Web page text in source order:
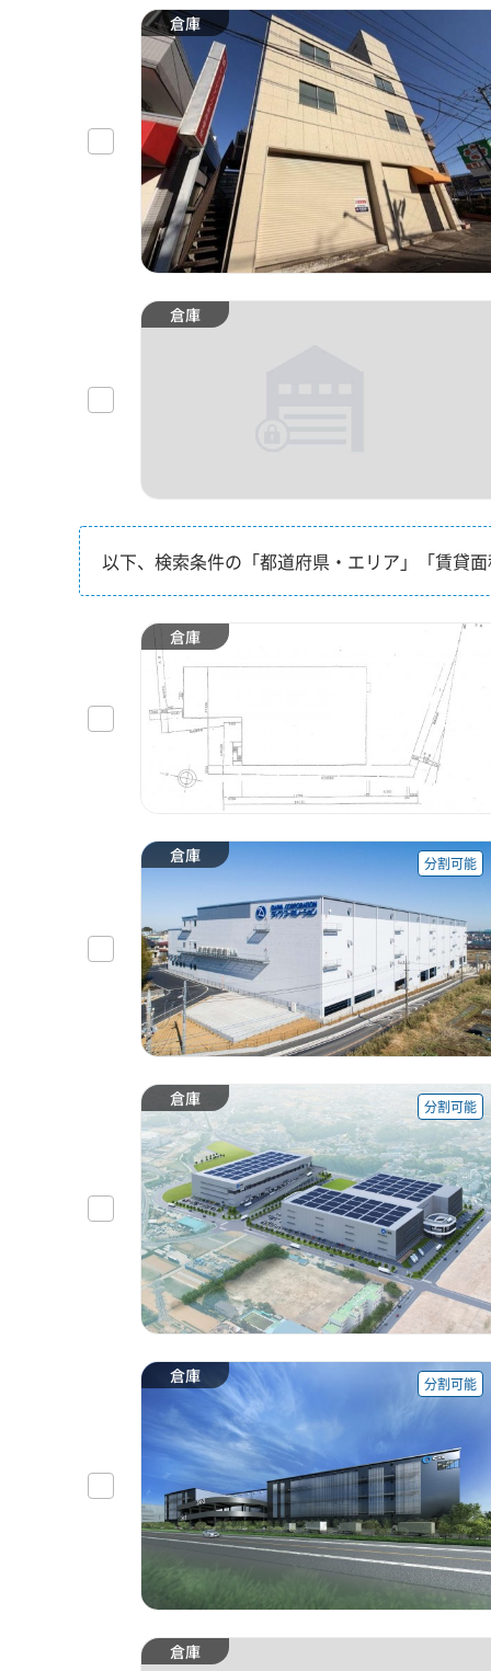
倉庫
倉庫
以下、検索条件の「都道府県・エリア」「賃貸
倉庫
倉庫 分割可能
倉庫 分割可能
倉庫 分割可能
倉庫